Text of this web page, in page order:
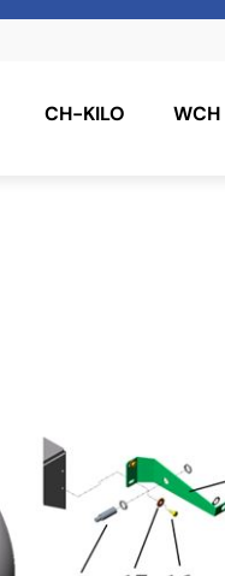
CH-KILO WCH